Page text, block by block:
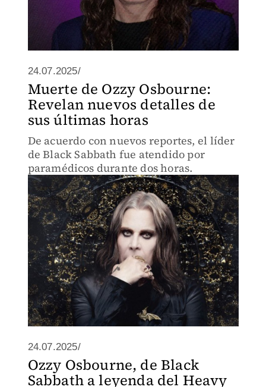
24.07.2025/
Muerte de Ozzy Osbourne:
Revelan nuevos detalles de
sus últimas horas
De acuerdo con nuevos reportes, el líder
de Black Sabbath fue atendido por
paramédicos durante dos horas.
24.07.2025/
Ozzy Osbourne, de Black
Sabbath a leyenda del Heavy